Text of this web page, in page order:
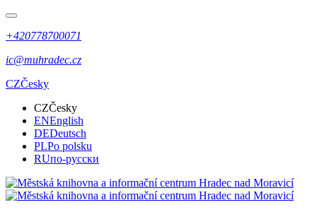
+420778700071
ic@muhradec.cz
CZČesky
CZČesky
ENEnglish
DEDeutsch
PLPo polsku
RUпо-русски